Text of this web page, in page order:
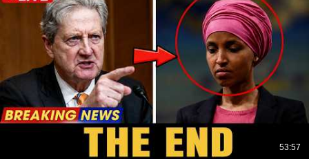
53:57